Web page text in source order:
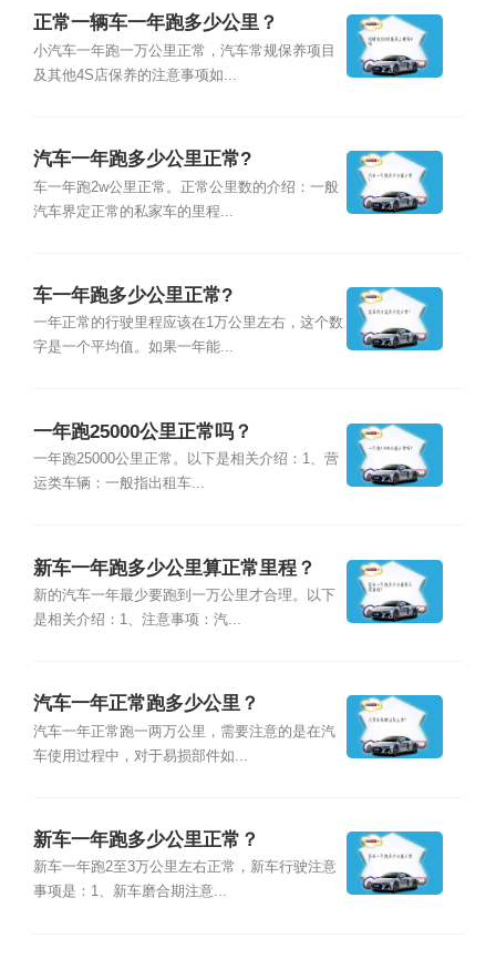
正常一辆车一年跑多少公里？
小汽车一年跑一万公里正常，汽车常规保养项目
及其他4S店保养的注意事项如...
汽车一年跑多少公里正常?
车一年跑2w公里正常。正常公里数的介绍：一般
汽车界定正常的私家车的里程...
车一年跑多少公里正常?
一年正常的行驶里程应该在1万公里左右，这个数
字是一个平均值。如果一年能...
一年跑25000公里正常吗？
一年跑25000公里正常。以下是相关介绍：1、营
运类车辆：一般指出租车...
新车一年跑多少公里算正常里程？
新的汽车一年最少要跑到一万公里才合理。以下
是相关介绍：1、注意事项：汽...
汽车一年正常跑多少公里？
汽车一年正常跑一两万公里，需要注意的是在汽
车使用过程中，对于易损部件如...
新车一年跑多少公里正常？
新车一年跑2至3万公里左右正常，新车行驶注意
事项是：1、新车磨合期注意...